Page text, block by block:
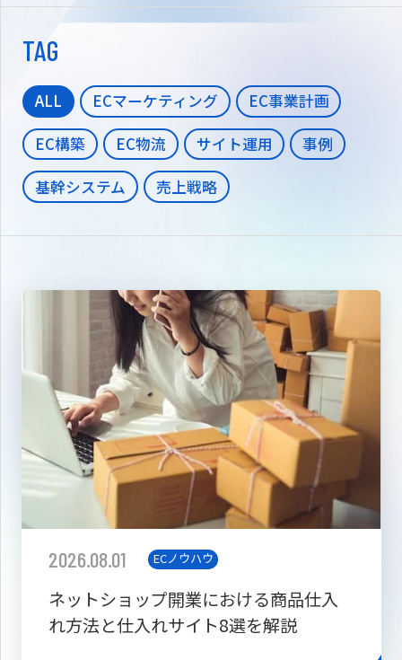
TAG
ALL ECマーケティング
EC事業計画
EC構築
EC物流 サイト運用
事例
基幹システム
売上戦略
2026.08.01 ECノウハウ
ネットショップ開業における商品仕入
れ方法と仕入れサイト8選を解説